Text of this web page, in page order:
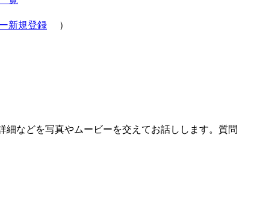
新規登録 ）
などを写真やムービーを交えてお話しします。質問